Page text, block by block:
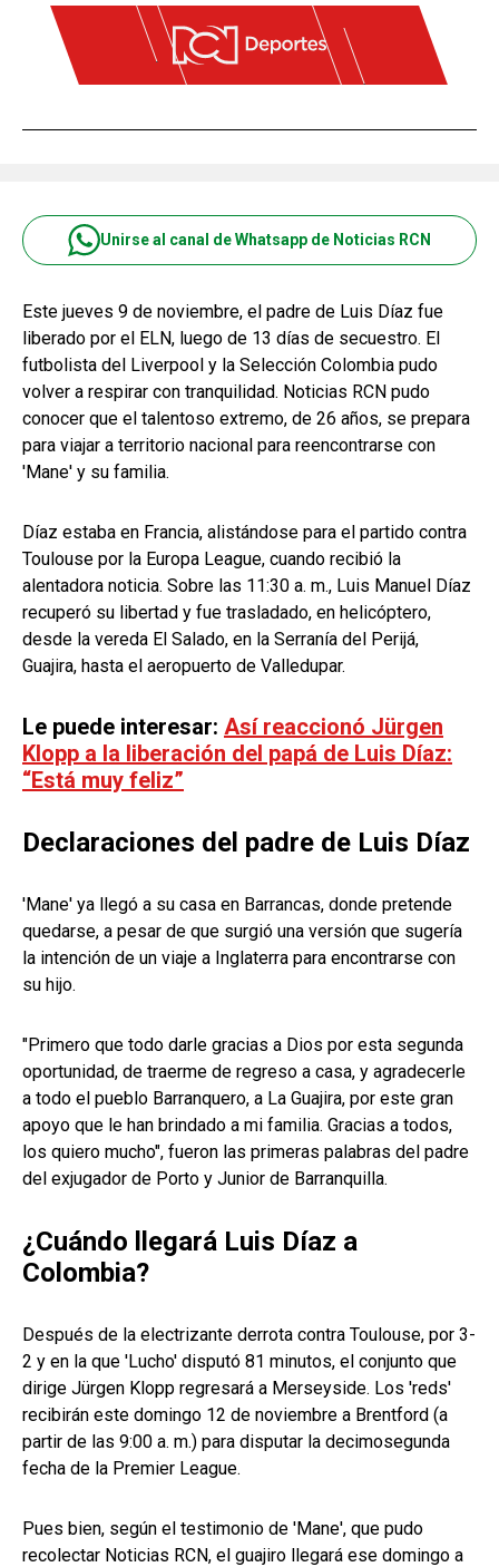
Unirse al canal de Whatsapp de Noticias RCN
Este jueves 9 de noviembre, el padre de Luis Díaz fue
liberado por el ELN, luego de 13 días de secuestro. El
futbolista del Liverpool y la Selección Colombia pudo
volver a respirar con tranquilidad. Noticias RCN pudo
conocer que el talentoso extremo, de 26 años, se prepara
para viajar a territorio nacional para reencontrarse con
'Mane' y su familia.
Díaz estaba en Francia, alistándose para el partido contra
Toulouse por la Europa League, cuando recibió la
alentadora noticia. Sobre las 11:30 a. m., Luis Manuel Díaz
recuperó su libertad y fue trasladado, en helicóptero,
desde la vereda El Salado, en la Serranía del Perijá,
Guajira, hasta el aeropuerto de Valledupar.
Le puede interesar: Así reaccionó Jürgen
Klopp a la liberación del papá de Luis Díaz:
“Está muy feliz”
Declaraciones del padre de Luis Díaz
'Mane' ya llegó a su casa en Barrancas, donde pretende
quedarse, a pesar de que surgió una versión que sugería
la intención de un viaje a Inglaterra para encontrarse con
su hijo.
"Primero que todo darle gracias a Dios por esta segunda
oportunidad, de traerme de regreso a casa, y agradecerle
a todo el pueblo Barranquero, a La Guajira, por este gran
apoyo que le han brindado a mi familia. Gracias a todos,
los quiero mucho", fueron las primeras palabras del padre
del exjugador de Porto y Junior de Barranquilla.
¿Cuándo llegará Luis Díaz a
Colombia?
Después de la electrizante derrota contra Toulouse, por 3-
2 y en la que 'Lucho' disputó 81 minutos, el conjunto que
dirige Jürgen Klopp regresará a Merseyside. Los 'reds'
recibirán este domingo 12 de noviembre a Brentford (a
partir de las 9:00 a. m.) para disputar la decimosegunda
fecha de la Premier League.
Pues bien, según el testimonio de 'Mane', que pudo
recolectar Noticias RCN, el guajiro llegará ese domingo a